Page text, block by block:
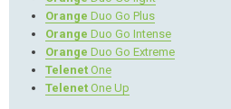
Orange Duo Go Plus
Orange Duo Go Intense
Orange Duo Go Extreme
Telenet One
Telenet One Up